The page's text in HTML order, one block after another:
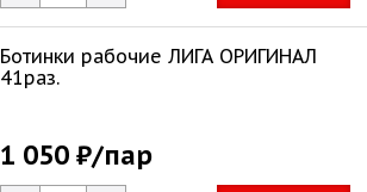
Ботинки рабочие ЛИГА ОРИГИНАЛ
41раз.
1 050 ₽/пар